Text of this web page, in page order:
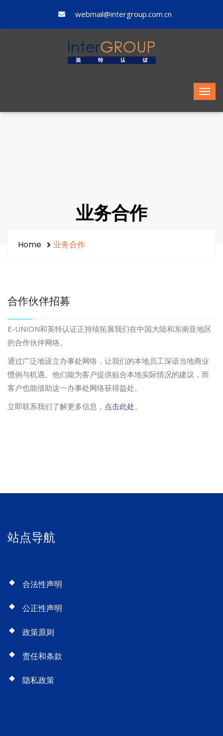
webmail@intergroup.com.cn
业务合作
Home 业务合作
合作伙伴招募
E-UNION和英特认证正持续拓展我们在中国大陆和东南亚地区
的合作伙伴网络。
通过广泛地设立办事处网络，让我们的本地员工深谙当地商业
惯例与机遇。他们能为客户提供贴合本地实际情况的建议，而
客户也能借助这一办事处网络获得益处。
立即联系我们了解更多信息， 点击此处。
站点导航
合法性声明
公正性声明
政策原则
责任和条款
隐私政策